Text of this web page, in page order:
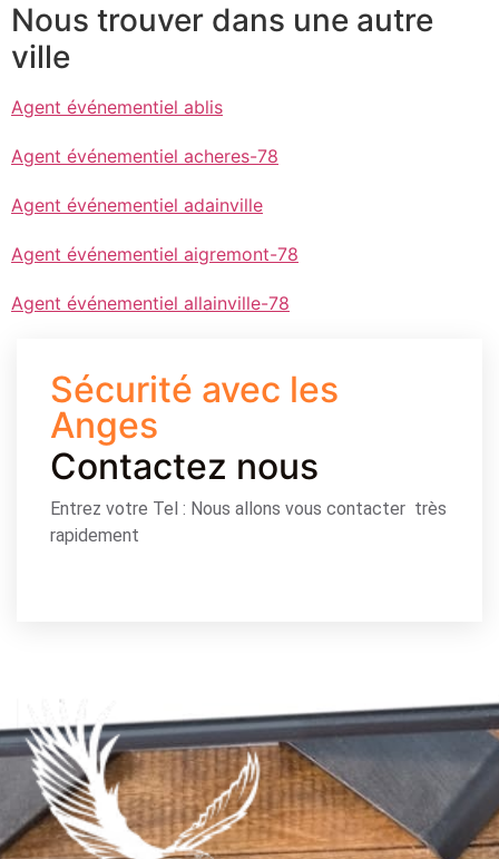
Nous trouver dans une autre
ville
Agent événementiel ablis
Agent événementiel acheres-78
Agent événementiel adainville
Agent événementiel aigremont-78
Agent événementiel allainville-78
Sécurité avec les
Anges
Contactez nous
Entrez votre Tel : Nous allons vous contacter très
rapidement